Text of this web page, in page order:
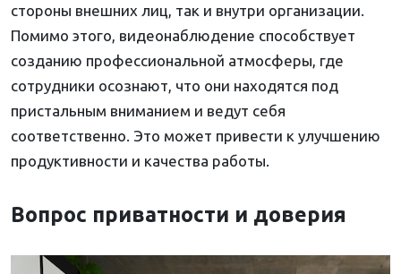
стороны внешних лиц, так и внутри организации.
Помимо этого, видеонаблюдение способствует
созданию профессиональной атмосферы, где
сотрудники осознают, что они находятся под
пристальным вниманием и ведут себя
соответственно. Это может привести к улучшению
продуктивности и качества работы.
Вопрос приватности и доверия